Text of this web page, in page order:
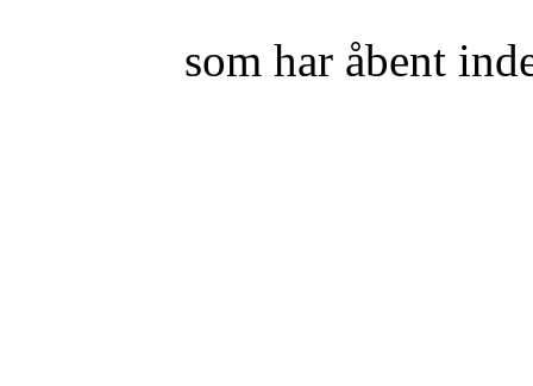
som har åbent